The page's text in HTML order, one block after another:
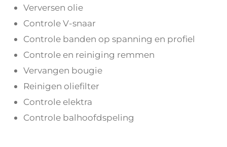
Verversen olie
Controle V-snaar
Controle banden op spanning en profiel
Controle en reiniging remmen
Vervangen bougie
Reinigen oliefilter
Controle elektra
Controle balhoofdspeling